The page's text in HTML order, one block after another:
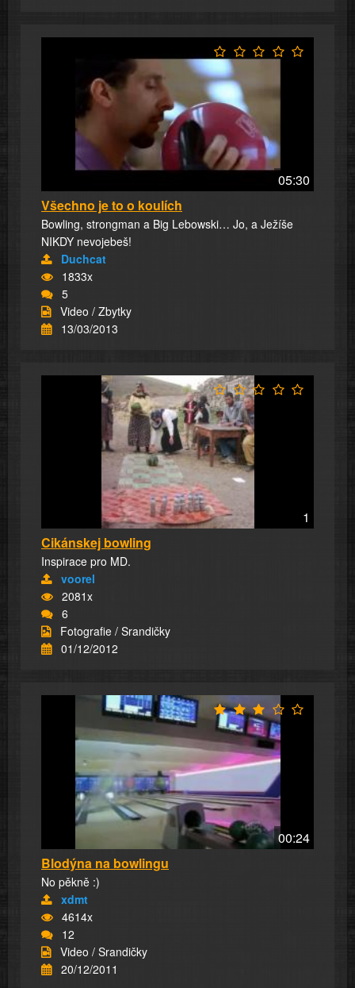
05:30
Všechno je to o koulích
Bowling, strongman a Big Lebowski… Jo, a Ježíše
NIKDY nevojebeš!
Duchcat
1833x
5
Video / Zbytky
13/03/2013
1
Cikánskej bowling
Inspirace pro MD.
voorel
2081x
6
Fotografie / Srandičky
01/12/2012
00:24
Blodýna na bowlingu
No pěkně :)
xdmt
4614x
12
Video / Srandičky
20/12/2011